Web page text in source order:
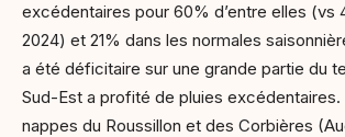
excédentaires pour 60% d’entre elles (vs
2024) et 21% dans les normales
a été déficitaire sur une grande partie du
Sud-Est a profité de pluies excédentaires.
nappes du Roussillon et des Corbières